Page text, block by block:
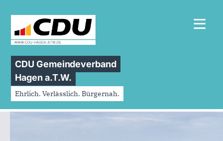
CDU Gemeindeverband
Hagen a.T.W.
Ehrlich. Verlässlich. Bürgernah.
≡